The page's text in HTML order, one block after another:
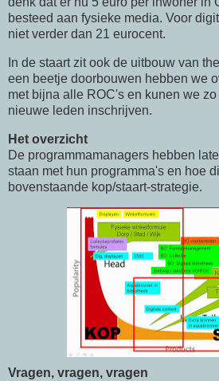
besteed aan fysieke media. Voor
niet verder dan 21 eurocent.
In de staart zit ook de uitbouw van
een beetje doorbouwen hebben we
met bijna alle ROC's en kunen we
nieuwe leden inschrijven.
Het overzicht
De programmamanagers hebben
staan met hun programma's en hoe
bovenstaande kop/staart-strategie.
Vragen, vragen, vragen